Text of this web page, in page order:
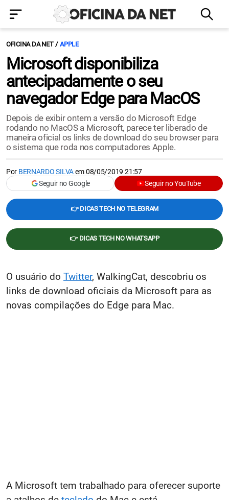
OFICINA DA NET APPLE
Microsoft disponibiliza
antecipadamente o seu
navegador Edge para MacOS
Depois de exibir ontem a versão do Microsoft Edge
rodando no MacOS a Microsoft, parece ter liberado de
maneira oficial os links de download do seu browser para
o sistema que roda nos computadores Apple.
Por BERNARDO SILVAem08/05/2019 21:57
Seguir no Google
Seguir no YouTube
👉 DICAS TECH NO TELEGRAM
👉 DICAS TECH NO WHATSAPP
O usuário do Twitter, WalkingCat, descobriu os
links de download oficiais da Microsoft para as
novas compilações do Edge para Mac.
A Microsoft tem trabalhado para oferecer suporte